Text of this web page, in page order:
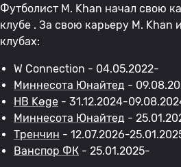
Футболист M. Khan начал свою
клубе . За свою карьеру M. Khan
клубах:
W Connection - 04.05.2022-
Миннесота Юнайтед -
HB Køge - 31.12.2024-
Миннесота Юнайтед -
Тренчин - 12.07.2026-
Ванспор ФК - 25.01.2025-